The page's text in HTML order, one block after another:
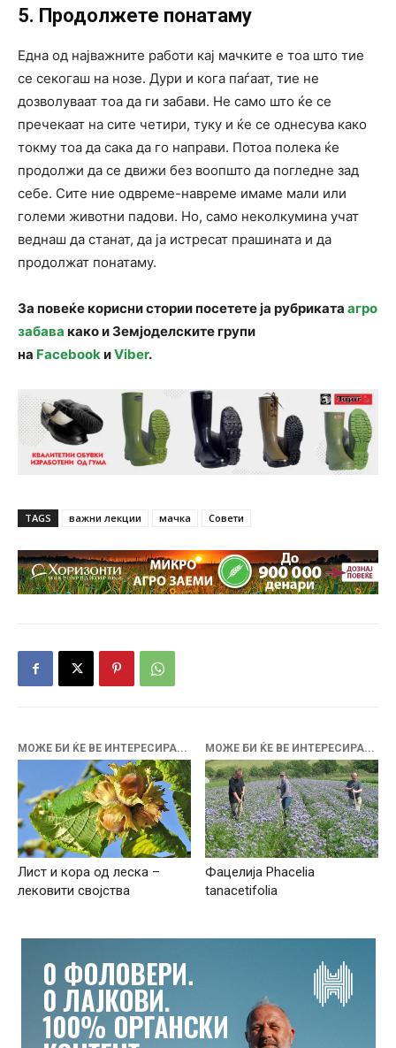
5. Продолжете понатаму
Една од најважните работи кај мачките е тоа што тие
се секогаш на нозе. Дури и кога паѓаат, тие не
дозволуваат тоа да ги забави. Не само што ќе се
пречекаат на сите четири, туку и ќе се однесува како
токму тоа да сака да го направи. Потоа полека ќе
продолжи да се движи без воопшто да погледне зад
себе. Сите ние одвреме-навреме имаме мали или
големи животни падови. Но, само неколкумина учат
веднаш да станат, да ја истресат прашината и да
продолжат понатаму.
За повеќе корисни стории посетете ја рубриката агро
забава како и Земјоделските групи
на FacebookиViber.
TAGS важни лекции мачка Совети
МОЖЕ БИ ЌЕ ВЕ ИНТЕРЕСИРА...
Лист и кора од леска –
лековити својства
МОЖЕ БИ ЌЕ ВЕ ИНТЕРЕСИРА...
Фацелија Phacelia
tanacetifolia